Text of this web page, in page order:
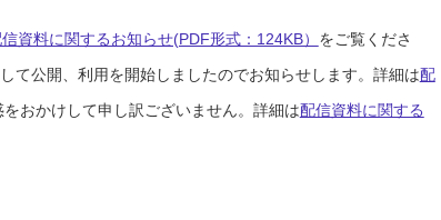
資料に関するお知らせ(PDF形式：124KB） をご覧くださ
て公開、利用を開始しましたのでお知らせします。詳細は配
おかけして申し訳ございません。詳細は配信資料に関する